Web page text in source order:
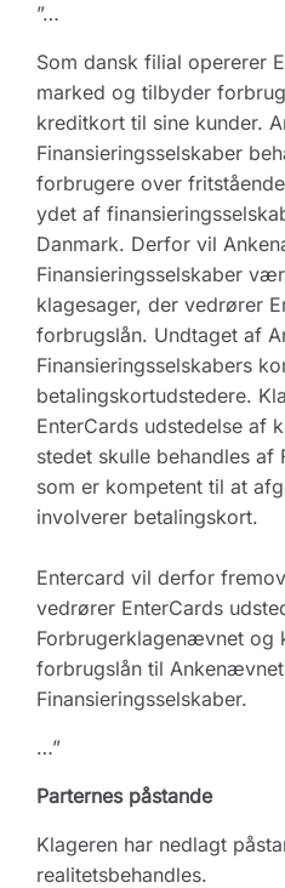
”…
Som dansk filial opererer
marked og tilbyder
kreditkort til sine kunder.
Finansieringsselskaber
forbrugere over
ydet af
Danmark. Derfor vil
Finansieringsselskaber
klagesager, der vedrører
forbrugslån. Undtaget af
Finansieringsselskabers
betalingskortudstedere.
EnterCards udstedelse af
stedet skulle behandles
som er kompetent til at
involverer betalingskort.
Entercard vil derfor
vedrører EnterCards
Forbrugerklagenævnet og
forbrugslån til
Finansieringsselskaber.
…”
Parternes påstande
Klageren har nedlagt
realitetsbehandles.